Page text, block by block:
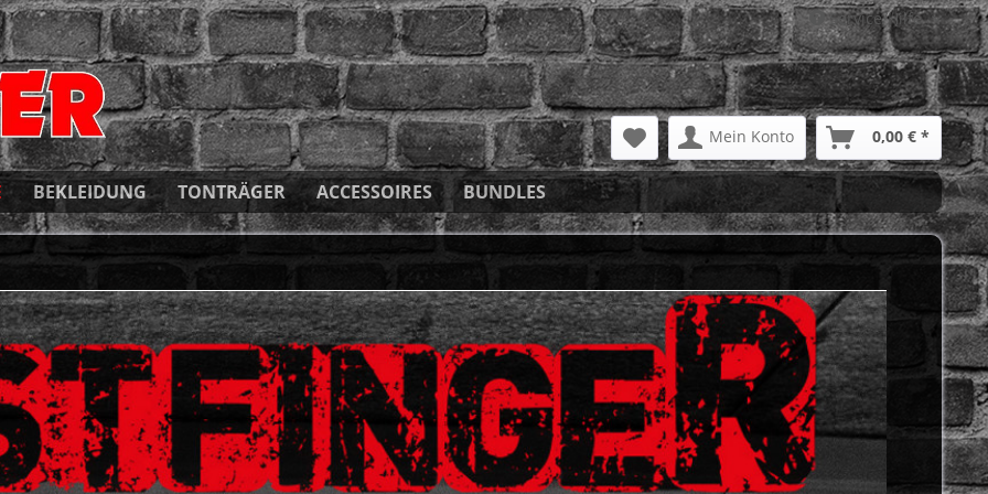
Service/Hilfe
Mein Konto 0,00 € *
BEKLEIDUNG TONTRÄGER ACCESSOIRES BUNDLES